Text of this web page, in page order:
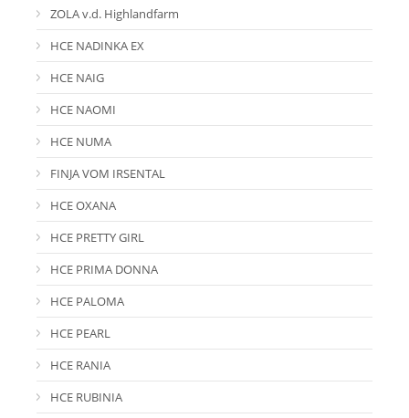
ZOLA v.d. Highlandfarm
HCE NADINKA EX
HCE NAIG
HCE NAOMI
HCE NUMA
FINJA VOM IRSENTAL
HCE OXANA
HCE PRETTY GIRL
HCE PRIMA DONNA
HCE PALOMA
HCE PEARL
HCE RANIA
HCE RUBINIA